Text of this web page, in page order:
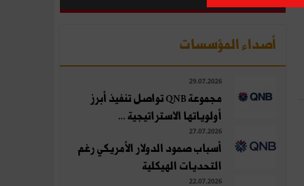
أصداء المؤسسات
29.07.2026
مجموعة QNB تواصل تنفيذ أبرز
أولوياتها الاستراتيجية ...
27.07.2026
أسباب صمود الدولار الأمريكي رغم
التحديات الهيكلية
22.07.2026